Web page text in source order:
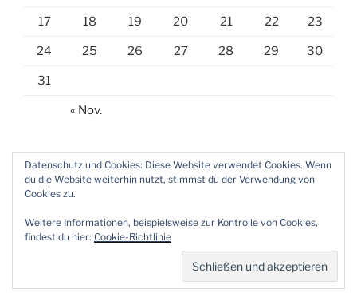
17 18 19 20 21 22 23
24 25 26 27 28 29 30
31
« Nov.
Mail
Stolz präsentiert von WordPress
Datenschutz und Cookies: Diese Website verwendet Cookies. Wenn
du die Website weiterhin nutzt, stimmst du der Verwendung von
Cookies zu.
Weitere Informationen, beispielsweise zur Kontrolle von Cookies,
findest du hier: Cookie-Richtlinie